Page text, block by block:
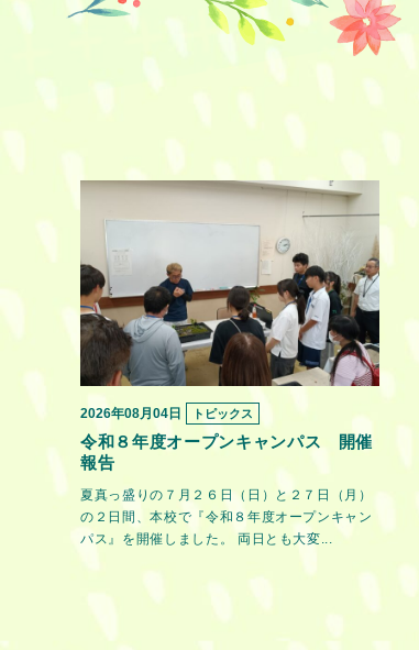
2026年08月04日 トピックス
令和８年度オープンキャンパス 開催
報告
夏真っ盛りの７月２６日（日）と２７日（月）
の２日間、本校で『令和８年度オープンキャン
パス』を開催しました。 両日とも大変...